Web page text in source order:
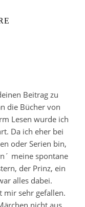
Beitrag zu
die Bücher von
Lesen wurde ich
Da ich eher bei
oder Serien bin,
meine spontane
der Prinz, ein
alles dabei.
mir sehr gefallen.